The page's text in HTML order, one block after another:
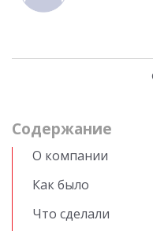
Cодержание
О компании
Как было
Что сделали